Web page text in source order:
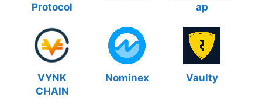
Protocol
ap
VYNK
CHAIN
Nominex Vaulty